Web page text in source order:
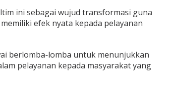
ini sebagai wujud transformasi guna
efek nyata kepada pelayanan
berlomba-lomba untuk menunjukkan
pelayanan kepada masyarakat yang